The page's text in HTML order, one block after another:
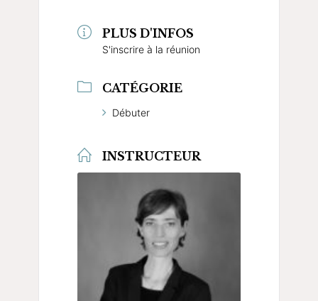
PLUS D'INFOS
S'inscrire à la réunion
CATÉGORIE
Débuter
INSTRUCTEUR